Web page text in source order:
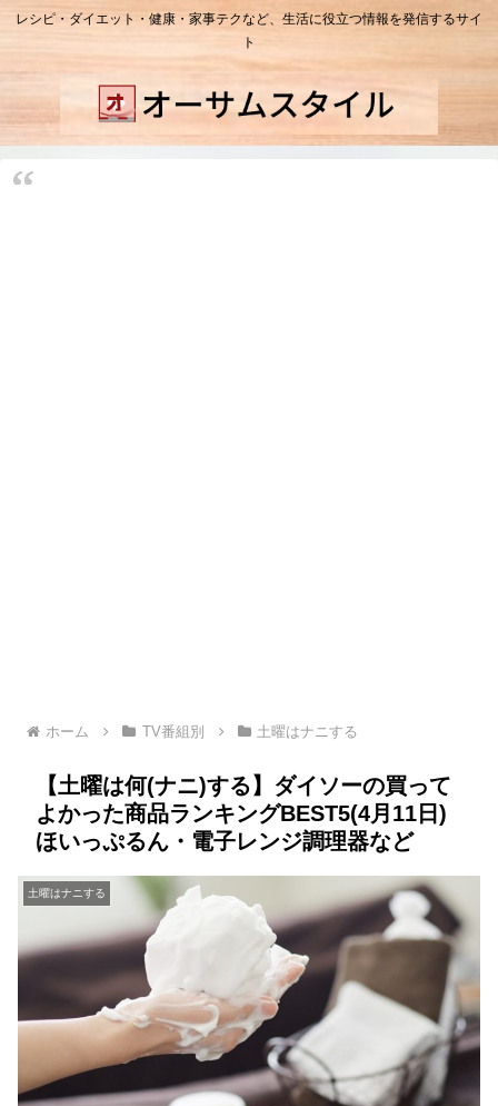
レシピ・ダイエット・健康・家事テクなど、生活に役立つ情報を発信するサイ
ト
ホーム TV番組別 土曜はナニする
【土曜は何(ナニ)する】ダイソーの買って
よかった商品ランキングBEST5(4月11日)
ほいっぷるん・電子レンジ調理器など
土曜はナニする